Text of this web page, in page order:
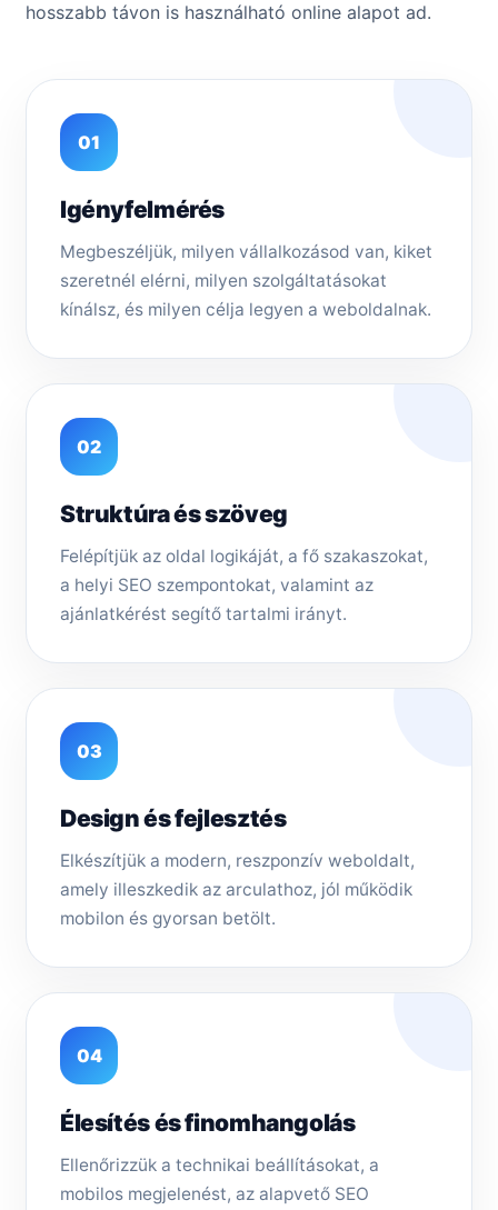
hosszabb távon is használható online alapot ad.
01
Igényfelmérés
Megbeszéljük, milyen vállalkozásod van, kiket
szeretnél elérni, milyen szolgáltatásokat
kínálsz, és milyen célja legyen a weboldalnak.
02
Struktúra és szöveg
Felépítjük az oldal logikáját, a fő szakaszokat,
a helyi SEO szempontokat, valamint az
ajánlatkérést segítő tartalmi irányt.
03
Design és fejlesztés
Elkészítjük a modern, reszponzív weboldalt,
amely illeszkedik az arculathoz, jól működik
mobilon és gyorsan betölt.
04
Élesítés és finomhangolás
Ellenőrizzük a technikai beállításokat, a
mobilos megjelenést, az alapvető SEO